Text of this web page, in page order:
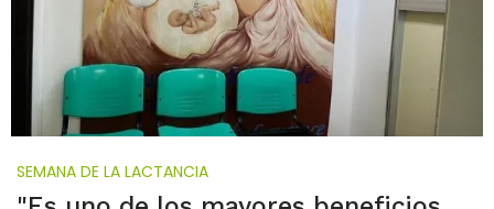
SEMANA DE LA LACTANCIA